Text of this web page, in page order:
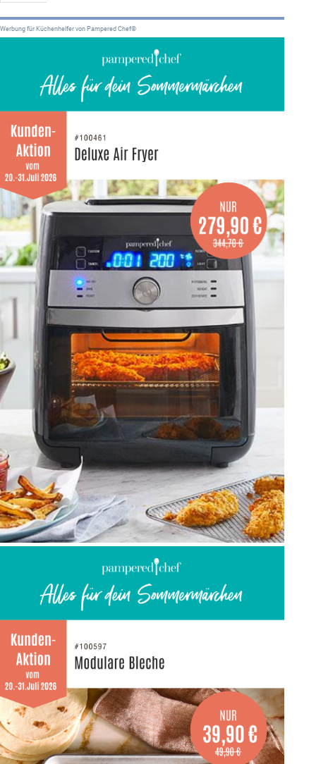
Werbung für Küchenhelfer von Pampered Chef®